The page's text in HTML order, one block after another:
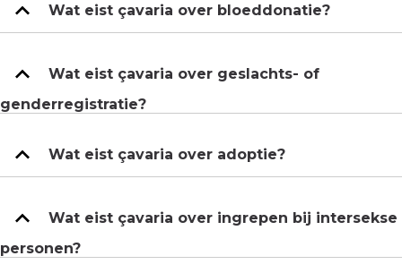
Wat eist çavaria over bloeddonatie?
Wat eist çavaria over geslachts- of
genderregistratie?
Wat eist çavaria over adoptie?
Wat eist çavaria over ingrepen bij intersekse
personen?